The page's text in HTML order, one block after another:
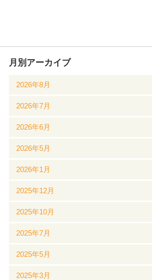
月別アーカイブ
2026年8月
2026年7月
2026年6月
2026年5月
2026年1月
2025年12月
2025年10月
2025年7月
2025年5月
2025年3月